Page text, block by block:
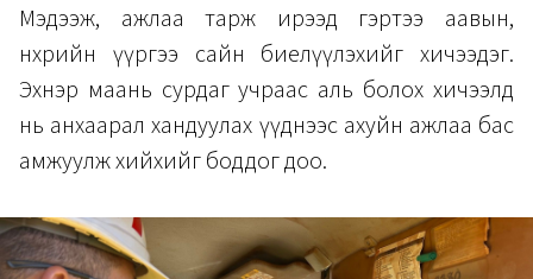
Мэдээж, ажлаа тарж ирээд гэртээ аавын,
нөхрийн үүргээ сайн биелүүлэхийг хичээдэг.
Эхнэр маань сурдаг учраас аль болох хичээлд
нь анхаарал хандуулах үүднээс ахуйн ажлаа бас
амжуулж хийхийг боддог доо.